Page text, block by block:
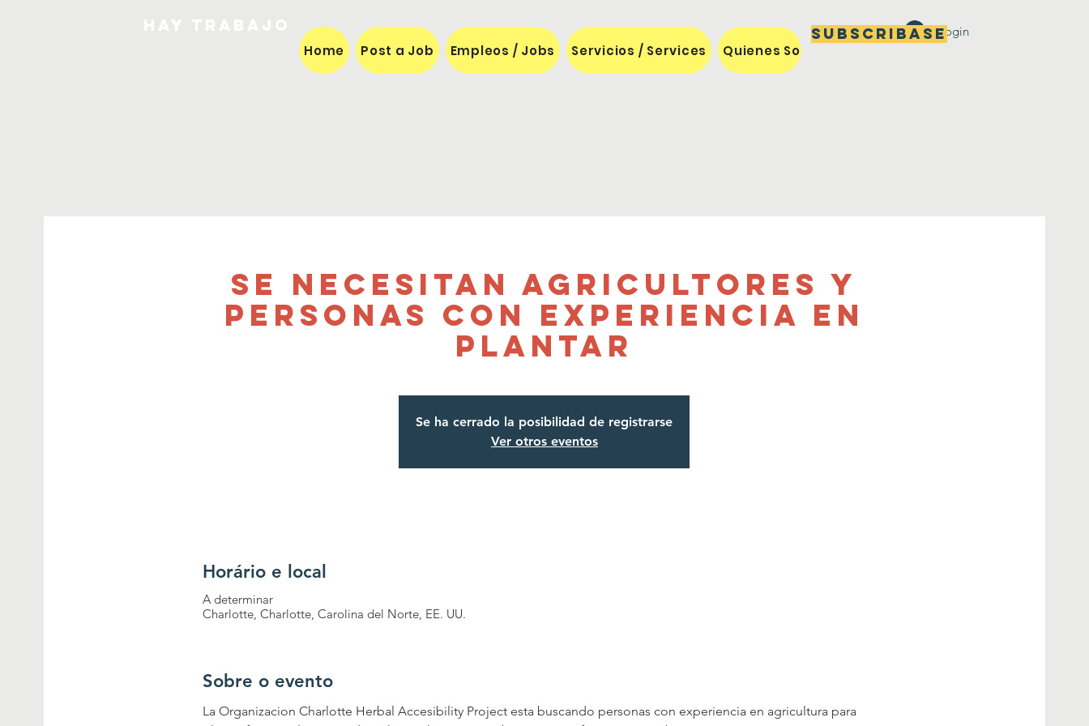
Subscribase
Home Post a Job Empleos / Jobs Servicios / Services Quienes Somos / Our Mission
Login
Se necesitan agricultores y
personas con experiencia en
plantar
Se ha cerrado la posibilidad de registrarse
Ver otros eventos
Horário e local
A determinar
Charlotte, Charlotte, Carolina del Norte, EE. UU.
Sobre o evento
La Organizacion Charlotte Herbal Accesibility Project esta buscando personas con experiencia en agricultura para